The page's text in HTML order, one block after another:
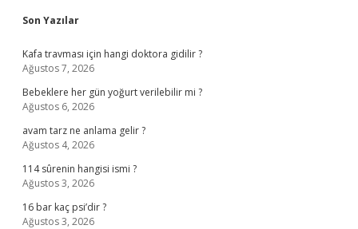
Sidebar
Son Yazılar
Kafa travması için hangi doktora gidilir ?
Ağustos 7, 2026
Bebeklere her gün yoğurt verilebilir mi ?
Ağustos 6, 2026
avam tarz ne anlama gelir ?
Ağustos 4, 2026
114 sûrenin hangisi ismi ?
Ağustos 3, 2026
16 bar kaç psi’dir ?
Ağustos 3, 2026